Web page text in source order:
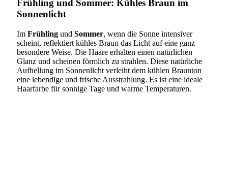
Frühling und Sommer: Kühles Braun im
Sonnenlicht
Im Frühling und Sommer, wenn die Sonne intensiver
scheint, reflektiert kühles Braun das Licht auf eine ganz
besondere Weise. Die Haare erhalten einen natürlichen
Glanz und scheinen förmlich zu strahlen. Diese natürliche
Aufhellung im Sonnenlicht verleiht dem kühlen Braunton
eine lebendige und frische Ausstrahlung. Es ist eine ideale
Haarfarbe für sonnige Tage und warme Temperaturen.